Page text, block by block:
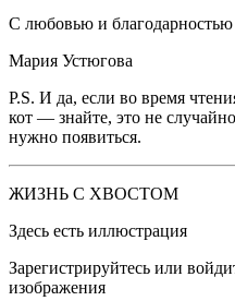
С любовью и
Мария Устюгова
P.S. И да, если во время
кот — знайте, это не
нужно появиться.
ЖИЗНЬ С ХВОСТОМ
Здесь есть иллюстрация
Зарегистрируйтесь или
изображения